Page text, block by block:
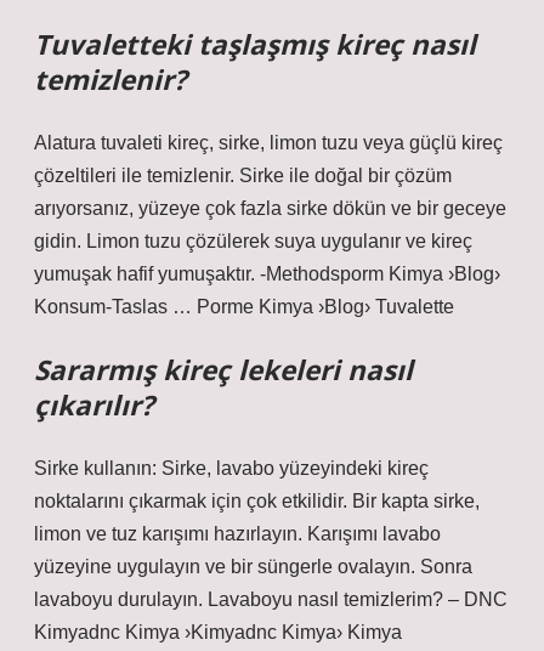
Tuvaletteki taşlaşmış kireç nasıl
temizlenir?
Alatura tuvaleti kireç, sirke, limon tuzu veya güçlü kireç
çözeltileri ile temizlenir. Sirke ile doğal bir çözüm
arıyorsanız, yüzeye çok fazla sirke dökün ve bir geceye
gidin. Limon tuzu çözülerek suya uygulanır ve kireç
yumuşak hafif yumuşaktır. -Methodsporm Kimya ›Blog›
Konsum-Taslas … Porme Kimya ›Blog› Tuvalette
Sararmış kireç lekeleri nasıl
çıkarılır?
Sirke kullanın: Sirke, lavabo yüzeyindeki kireç
noktalarını çıkarmak için çok etkilidir. Bir kapta sirke,
limon ve tuz karışımı hazırlayın. Karışımı lavabo
yüzeyine uygulayın ve bir süngerle ovalayın. Sonra
lavaboyu durulayın. Lavaboyu nasıl temizlerim? – DNC
Kimyadnc Kimya ›Kimyadnc Kimya› Kimya